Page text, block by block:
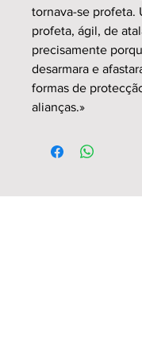
tornava-se profeta.
profeta, ágil, de
precisamente
desarmara e
formas de
alianças.»